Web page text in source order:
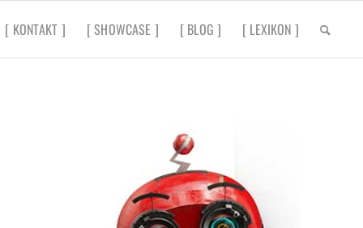
[ KONTAKT ] [ SHOWCASE ] [ BLOG ] [ LEXIKON ]